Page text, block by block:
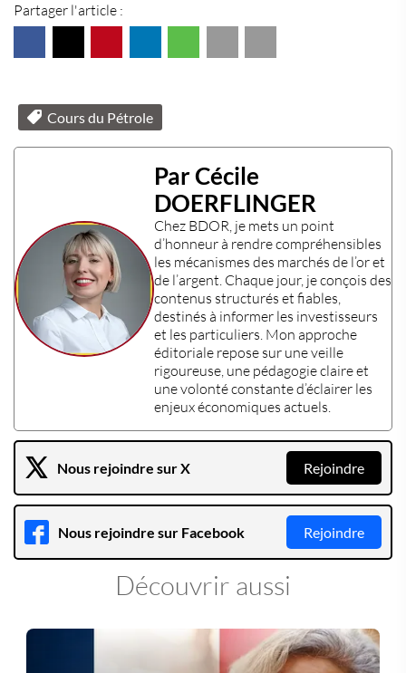
Partager l'article :
Cours du Pétrole
Par Cécile
DOERFLINGER
Chez BDOR, je mets un point
d’honneur à rendre compréhensibles
les mécanismes des marchés de l’or et
de l’argent. Chaque jour, je conçois des
contenus structurés et fiables,
destinés à informer les investisseurs
et les particuliers. Mon approche
éditoriale repose sur une veille
rigoureuse, une pédagogie claire et
une volonté constante d’éclairer les
enjeux économiques actuels.
Nous rejoindre sur X Rejoindre
Nous rejoindre sur Facebook Rejoindre
Découvrir aussi